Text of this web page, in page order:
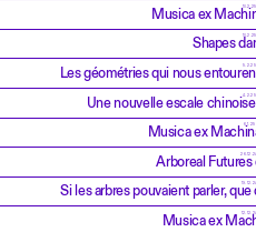
10.2.25
Musica ex
10.2.25
Shapes
5.2.25
Les géométries qui nous
4.2.25
Une nouvelle escale
6.1.25
Musica ex
26.12.24
Arboreal Futures
19.12.24
Si les arbres pouvaient parler,
12.12.24
Musica ex